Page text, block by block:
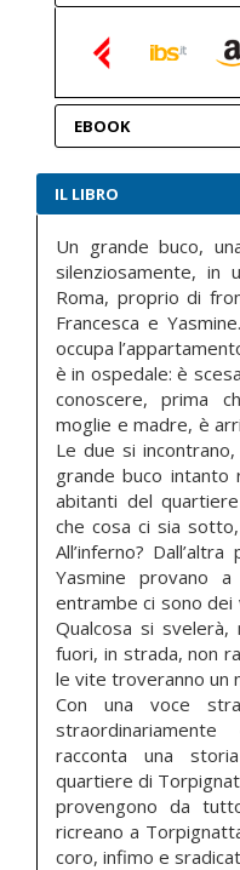
EBOOK
IL LIBRO
Un grande buco,
silenziosamente, in
Roma, proprio di
Francesca e
occupa
è in ospedale: è
conoscere, prima
moglie e madre, è
Le due si
grande buco intanto
abitanti del
che cosa ci sia
All’inferno?
Yasmine provano
entrambe ci sono dei
Qualcosa si
fuori, in strada, non
le vite troveranno un
Con una voce
racconta una
quartiere di
provengono da
ricreano a
coro, infimo e